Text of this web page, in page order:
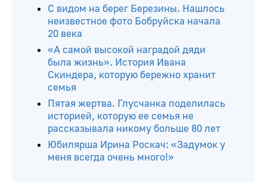
С видом на берег Березины. Нашлось
неизвестное фото Бобруйска начала
20 века
«А самой высокой наградой дяди
была жизнь». История Ивана
Скиндера, которую бережно хранит
семья
Пятая жертва. Глусчанка поделилась
историей, которую ее семья не
рассказывала никому больше 80 лет
Юбилярша Ирина Роскач: «Задумок у
меня всегда очень много!»